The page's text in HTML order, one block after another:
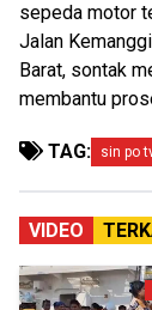
sepeda motor
Jalan
Barat, sontak
membantu
TAG: sin po
VIDEO